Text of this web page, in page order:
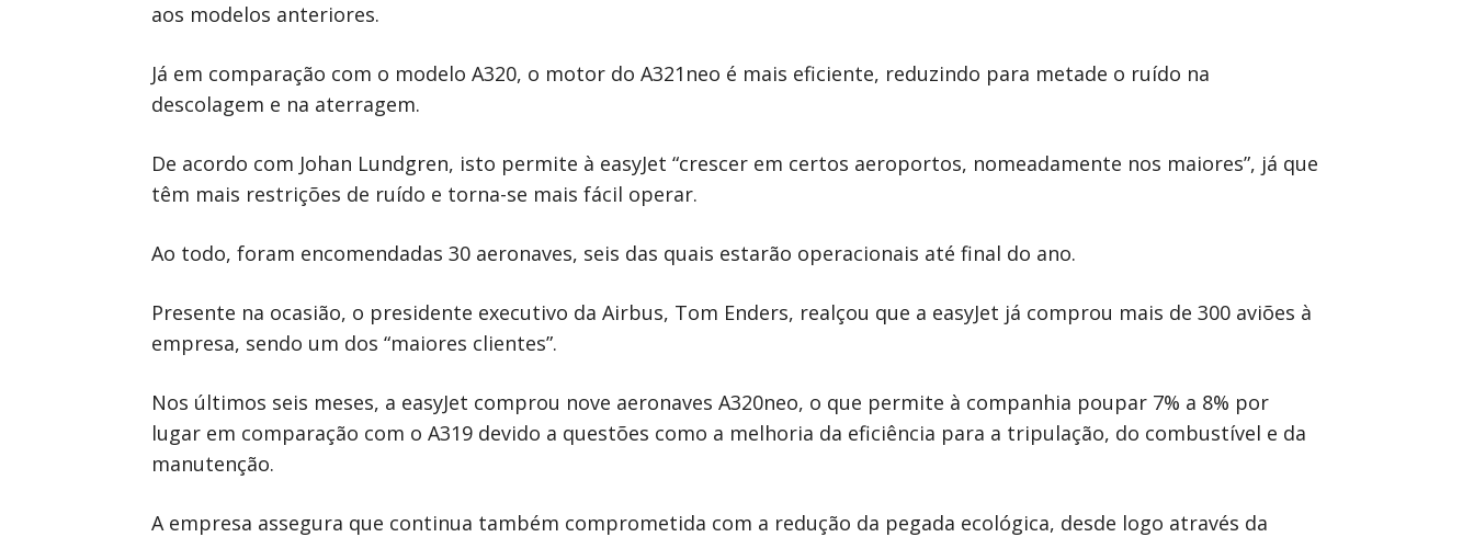
aos modelos anteriores.
Já em comparação com o modelo A320, o motor do A321neo é mais eficiente, reduzindo para metade o ruído na
descolagem e na aterragem.
De acordo com Johan Lundgren, isto permite à easyJet “crescer em certos aeroportos, nomeadamente nos maiores”, já que
têm mais restrições de ruído e torna-se mais fácil operar.
Ao todo, foram encomendadas 30 aeronaves, seis das quais estarão operacionais até final do ano.
Presente na ocasião, o presidente executivo da Airbus, Tom Enders, realçou que a easyJet já comprou mais de 300 aviões à
empresa, sendo um dos “maiores clientes”.
Nos últimos seis meses, a easyJet comprou nove aeronaves A320neo, o que permite à companhia poupar 7% a 8% por
lugar em comparação com o A319 devido a questões como a melhoria da eficiência para a tripulação, do combustível e da
manutenção.
A empresa assegura que continua também comprometida com a redução da pegada ecológica, desde logo através da